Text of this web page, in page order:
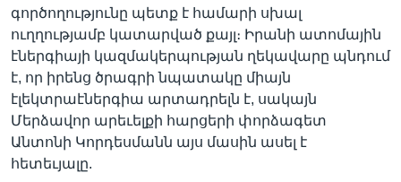
գործողությունը պետք է համարի սխալ
ուղղությամբ կատարված քայլ։ Իրանի ատոմային
էներգիայի կազմակերպության ղեկավարը պնդում
է, որ իրենց ծրագրի նպատակը միայն
էլեկտրաէներգիա արտադրելն է, սակայն
Մերձավոր արեւելքի հարցերի փորձագետ
Անտոնի Կորդեսմանն այս մասին ասել է
հետեւյալը.